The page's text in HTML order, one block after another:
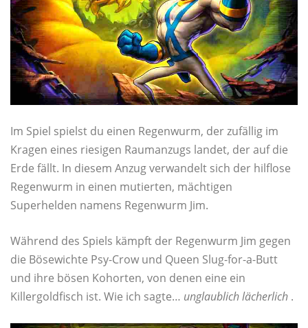
Im Spiel spielst du einen Regenwurm, der zufällig im
Kragen eines riesigen Raumanzugs landet, der auf die
Erde fällt. In diesem Anzug verwandelt sich der hilflose
Regenwurm in einen mutierten, mächtigen
Superhelden namens Regenwurm Jim.
Während des Spiels kämpft der Regenwurm Jim gegen
die Bösewichte Psy-Crow und Queen Slug-for-a-Butt
und ihre bösen Kohorten, von denen eine ein
Killergoldfisch ist. Wie ich sagte… unglaublich lächerlich .